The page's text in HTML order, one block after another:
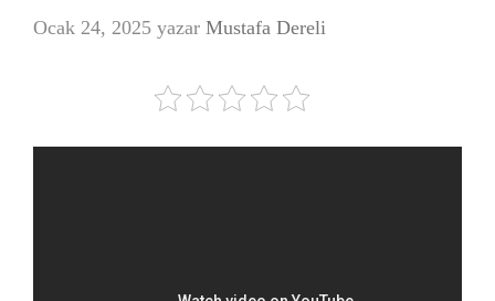
Ocak 24, 2025 yazar Mustafa Dereli